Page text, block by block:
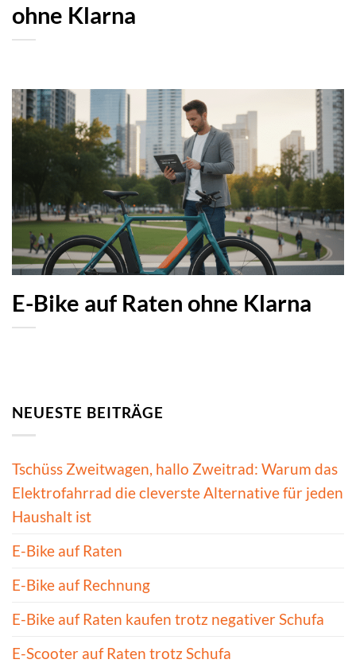
ohne Klarna
E-Bike auf Raten ohne Klarna
NEUESTE BEITRÄGE
Tschüss Zweitwagen, hallo Zweitrad: Warum das
Elektrofahrrad die cleverste Alternative für jeden
Haushalt ist
E-Bike auf Raten
E-Bike auf Rechnung
E-Bike auf Raten kaufen trotz negativer Schufa
E-Scooter auf Raten trotz Schufa